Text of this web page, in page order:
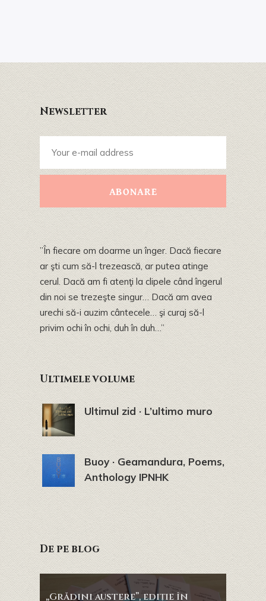
Newsletter
ABONARE
”În fiecare om doarme un înger. Dacă fiecare
ar şti cum să-l trezească, ar putea atinge
cerul. Dacă am fi atenţi la clipele când îngerul
din noi se trezeşte singur… Dacă am avea
urechi să-i auzim cântecele… şi curaj să-l
privim ochi în ochi, duh în duh…”
Ultimele volume
Ultimul zid · L’ultimo muro
Buoy · Geamandura, Poems,
Anthology IPNHK
De pe blog
„Grădini austere”, ediție în